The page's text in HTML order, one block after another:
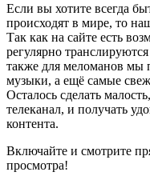
Если вы хотите всегда
происходят в мире, то
Так как на сайте есть
регулярно
также для меломанов мы
музыки, а ещё самые
Осталось сделать
телеканал, и получать
контента.
Включайте и смотрите
просмотра!